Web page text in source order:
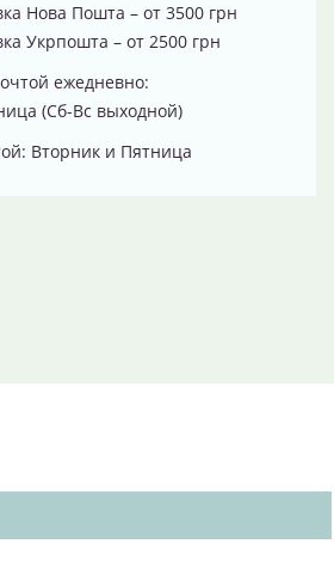
Нова Пошта – от 3500 грн
Укрпошта – от 2500 грн
ежедневно:
(Сб-Вс выходной)
Вторник и Пятница